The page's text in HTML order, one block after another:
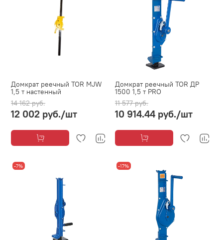
Домкрат реечный TOR MJW
1,5 т настенный
14 162 руб.
12 002 руб./шт
Домкрат реечный TOR ДР
1500 1,5 т PRO
11 577 руб.
10 914.44 руб./шт
-7% -17%